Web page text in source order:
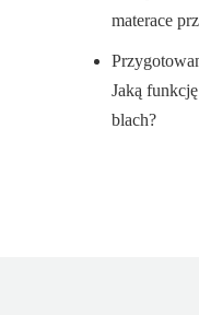
materace
Jaką
blach?